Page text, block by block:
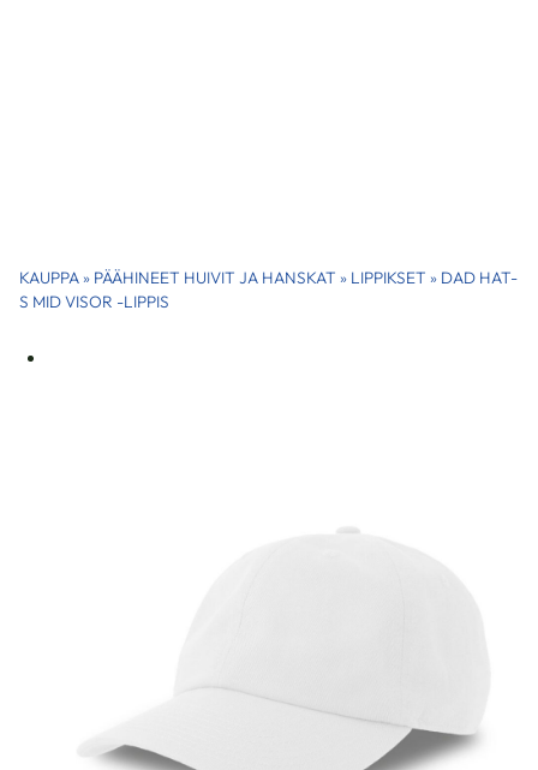
KAUPPA» PÄÄHINEET HUIVIT JA HANSKAT » LIPPIKSET » DAD HAT-
S MID VISOR -LIPPIS